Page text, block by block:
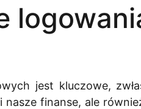
jest kluczowe,
finanse, ale